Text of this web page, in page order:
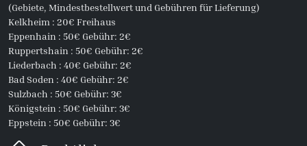
(Gebiete, Mindestbestellwert und Gebühren für Lieferung)
Kelkheim : 20€ Freihaus
Eppenhain : 50€ Gebühr: 2€
Ruppertshain : 50€ Gebühr: 2€
Liederbach : 40€ Gebühr: 2€
Bad Soden : 40€ Gebühr: 2€
Sulzbach : 50€ Gebühr: 3€
Königstein : 50€ Gebühr: 3€
Eppstein : 50€ Gebühr: 3€